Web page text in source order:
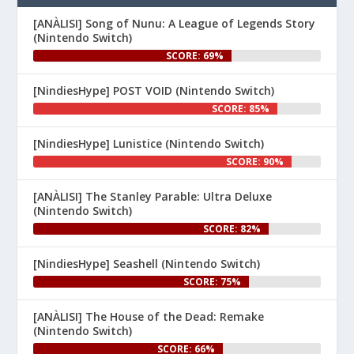
1
Nintenhype.Cat @nintenhype.cat
⋅
1m
El món dels videojocs: ⚡🔥💥💀
Nintendo:
[ANÀLISI] Song of Nunu: A League of Legends Story
(Nintendo Switch)
SCORE: 69%
[NindiesHype] POST VOID (Nintendo Switch)
SCORE: 85%
[NindiesHype] Lunistice (Nintendo Switch)
SCORE: 90%
[ANÀLISI] The Stanley Parable: Ultra Deluxe
(Nintendo Switch)
SCORE: 82%
[NindiesHype] Seashell (Nintendo Switch)
SCORE: 75%
[ANÀLISI] The House of the Dead: Remake
(Nintendo Switch)
SCORE: 66%